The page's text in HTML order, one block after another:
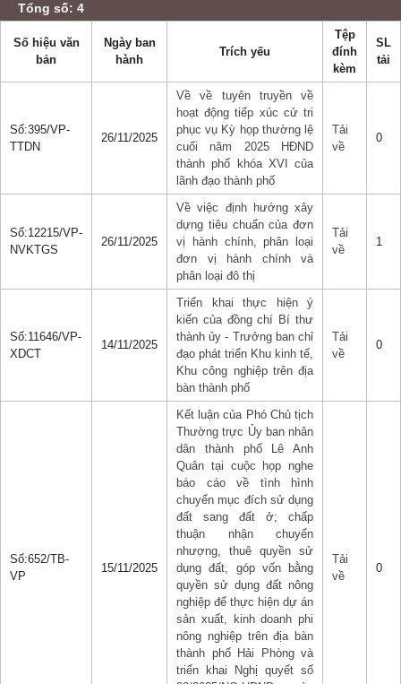
Tổng số: 4
Số hiệu văn
bản
Ngày ban
hành
Trích yếu
Tệp
đính
kèm
SL
tải
Số:395/VP-
TTDN
26/11/2025
Về về tuyên truyền về
hoạt động tiếp xúc cử tri
phục vụ Kỳ họp thường lệ
cuối năm 2025 HĐND
thành phố khóa XVI của
lãnh đạo thành phố
Tải
về
0
Số:12215/VP-
NVKTGS
26/11/2025
Về việc định hướng xây
dựng tiêu chuẩn của đơn
vị hành chính, phân loại
đơn vị hành chính và
phân loại đô thị
Tải
về
1
Số:11646/VP-
XDCT
14/11/2025
Triển khai thực hiện ý
kiến của đồng chí Bí thư
thành ủy - Trưởng ban chỉ
đạo phát triển Khu kinh tế,
Khu công nghiệp trên địa
bàn thành phố
Tải
về
0
Số:652/TB-
VP
15/11/2025
Kết luận của Phó Chủ tịch
Thường trực Ủy ban nhân
dân thành phố Lê Anh
Quân tại cuộc họp nghe
báo cáo về tình hình
chuyển mục đích sử dụng
đất sang đất ở; chấp
thuận nhận chuyển
nhượng, thuê quyền sử
dụng đất, góp vốn bằng
quyền sử dụng đất nông
nghiệp để thực hiện dự án
sản xuất, kinh doanh phi
nông nghiệp trên địa bàn
thành phố Hải Phòng và
triển khai Nghị quyết số
Tải
về
0